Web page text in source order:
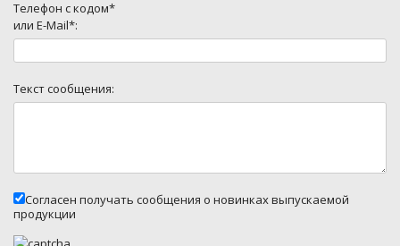
Телефон с кодом*
или E-Mail*:
Текст сообщения:
Согласен получать сообщения о новинках выпускаемой
продукции